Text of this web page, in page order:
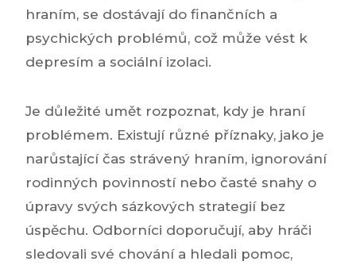
hraním, se dostávají do finančních a
psychických problémů, což může vést k
depresím a sociální izolaci.
Je důležité umět rozpoznat, kdy je hraní
problémem. Existují různé příznaky, jako je
narůstající čas strávený hraním, ignorování
rodinných povinností nebo časté snahy o
úpravy svých sázkových strategií bez
úspěchu. Odborníci doporučují, aby hráči
sledovali své chování a hledali pomoc,